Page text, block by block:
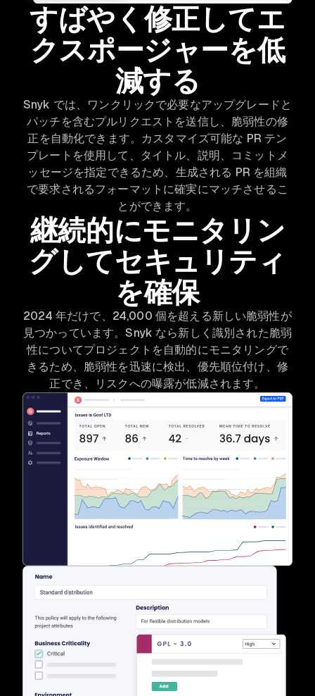
すばやく修正してエ
クスポージャーを低
減する
Snyk では、ワンクリックで必要なアップグレードと
パッチを含むプルリクエストを送信し、脆弱性の修
正を自動化できます。カスタマイズ可能な PR テン
プレートを使用して、タイトル、説明、コミットメ
ッセージを指定できるため、生成される PR を組織
で要求されるフォーマットに確実にマッチさせるこ
とができます。
継続的にモニタリン
グしてセキュリティ
を確保
2024 年だけで、24,000 個を超える新しい脆弱性が
見つかっています。Snyk なら新しく識別された脆弱
性についてプロジェクトを自動的にモニタリングで
きるため、脆弱性を迅速に検出、優先順位付け、修
正でき、リスクへの曝露が低減されます。